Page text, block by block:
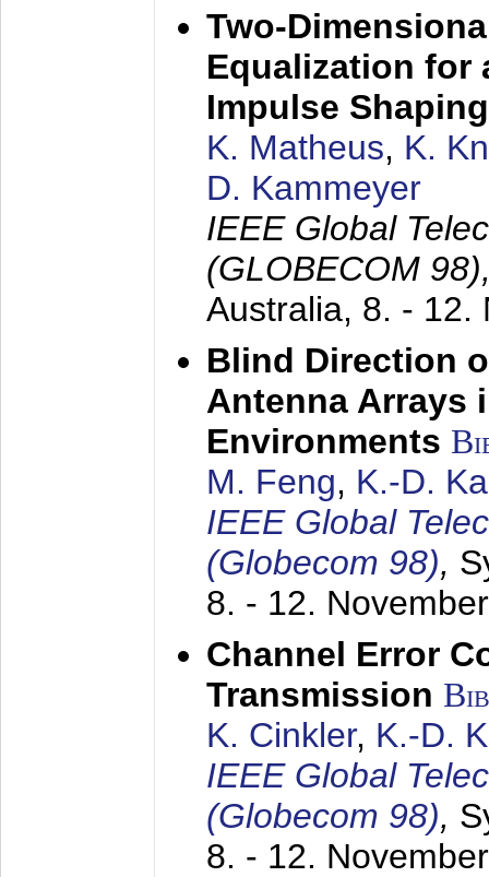
Two-
Equalization for
Impulse
K. Matheus, K.
D. Kammeyer
IEEE Global
(GLOBECOM
Australia, 8. - 12.
Blind Direction
Antenna Arrays
Environments
M. Feng, K.-D.
IEEE Global
(Globecom 98),
8. - 12.
Channel Error
Transmission
K. Cinkler, K.-D.
IEEE Global
(Globecom 98),
8. - 12.